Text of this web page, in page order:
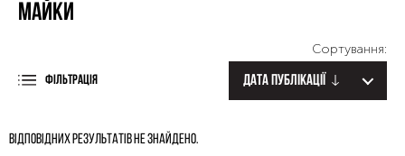
Майки
ФІЛЬТРАЦІЯ
Сортування:
Дата публікації
Відповідних результатів не знайдено.